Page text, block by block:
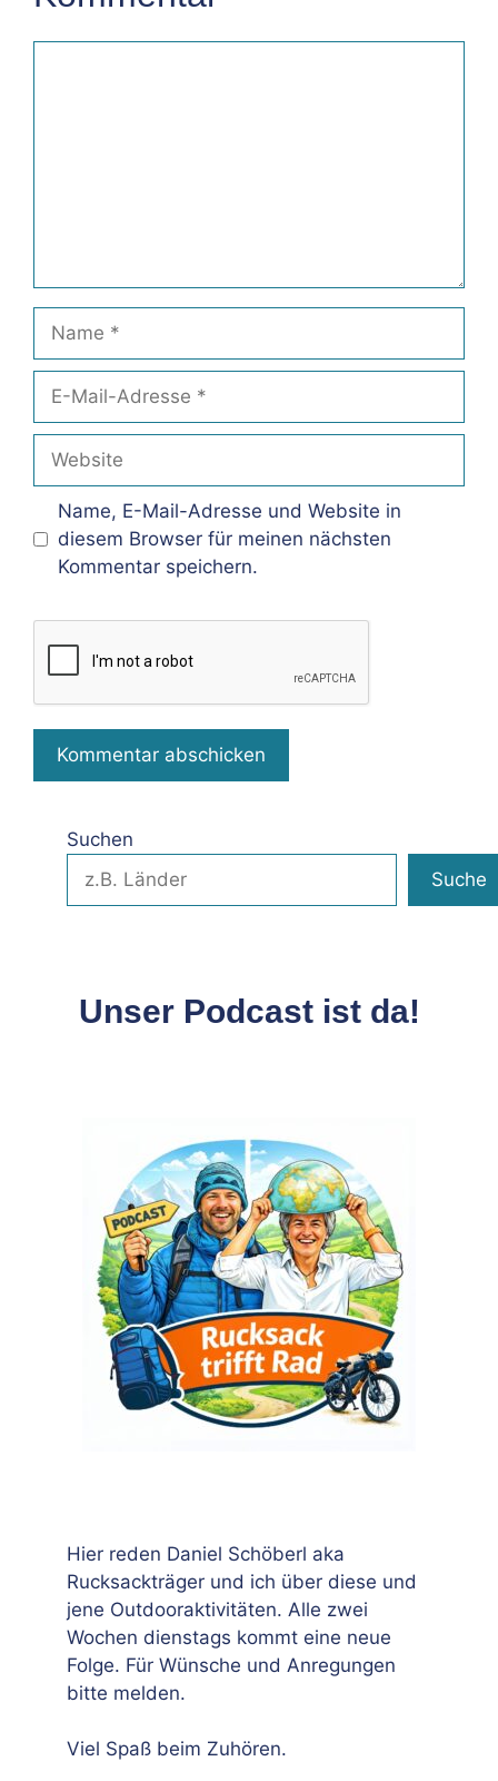
Mail-
Adresse
Name, E-Mail-Adresse und Website in
diesem Browser für meinen nächsten
Kommentar speichern.
Suchen
Suche
Unser Podcast ist da!
Hier reden Daniel Schöberl aka
Rucksackträger und ich über diese und
jene Outdooraktivitäten. Alle zwei
Wochen dienstags kommt eine neue
Folge. Für Wünsche und Anregungen
bitte melden.
Viel Spaß beim Zuhören.